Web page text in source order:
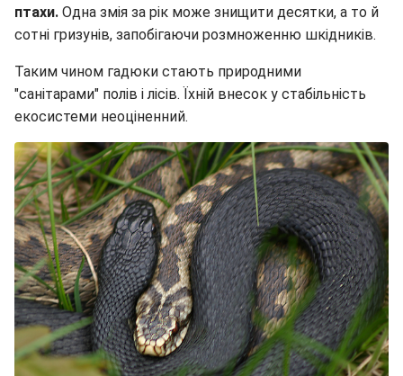
птахи. Одна змія за рік може знищити десятки, а то й
сотні гризунів, запобігаючи розмноженню шкідників.
Таким чином гадюки стають природними
"санітарами" полів і лісів. Їхній внесок у стабільність
екосистеми неоціненний.